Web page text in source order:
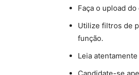
Faça o upload
Utilize filtros de
função.
Leia